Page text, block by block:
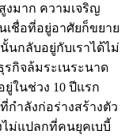
งมาก ความเจริญ
เชื่อที่อยู่อาศัยก็ขยาย
นกลับอยู่กับเราได้ไม่
รกิจล้มระเนระนาด
ในช่วง 10 ปีแรก
กำลังก่อร่างสร้างตัว
ม่แปลกที่คนยุคเบบี้